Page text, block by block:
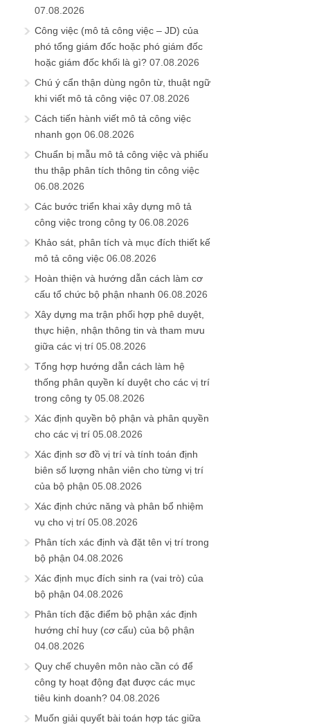
07.08.2026
Công việc (mô tả công việc – JD) của
phó tổng giám đốc hoặc phó giám đốc
hoặc giám đốc khối là gì? 07.08.2026
Chú ý cẩn thận dùng ngôn từ, thuật ngữ
khi viết mô tả công việc 07.08.2026
Cách tiến hành viết mô tả công việc
nhanh gọn 06.08.2026
Chuẩn bị mẫu mô tả công việc và phiếu
thu thập phân tích thông tin công việc
06.08.2026
Các bước triển khai xây dựng mô tả
công việc trong công ty 06.08.2026
Khảo sát, phân tích và mục đích thiết kế
mô tả công việc 06.08.2026
Hoàn thiện và hướng dẫn cách làm cơ
cấu tổ chức bộ phận nhanh 06.08.2026
Xây dựng ma trận phối hợp phê duyệt,
thực hiện, nhận thông tin và tham mưu
giữa các vị trí 05.08.2026
Tổng hợp hướng dẫn cách làm hệ
thống phân quyền kí duyệt cho các vị trí
trong công ty 05.08.2026
Xác định quyền bộ phận và phân quyền
cho các vị trí 05.08.2026
Xác định sơ đồ vị trí và tính toán định
biên số lượng nhân viên cho từng vị trí
của bộ phận 05.08.2026
Xác định chức năng và phân bổ nhiệm
vụ cho vị trí 05.08.2026
Phân tích xác định và đặt tên vị trí trong
bộ phận 04.08.2026
Xác định mục đích sinh ra (vai trò) của
bộ phận 04.08.2026
Phân tích đặc điểm bộ phận xác định
hướng chỉ huy (cơ cấu) của bộ phận
04.08.2026
Quy chế chuyên môn nào cần có để
công ty hoạt động đạt được các mục
tiêu kinh doanh? 04.08.2026
Muốn giải quyết bài toán hợp tác giữa